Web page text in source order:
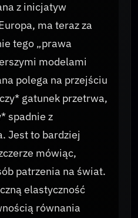
z inicjatyw
ma teraz za
tego „prawa
modelami
polega na przejściu
gatunek przetrwa,
spadnie z
Jest to bardziej
mówiąc,
patrzenia na świat.
elastyczność
równania